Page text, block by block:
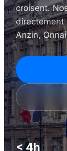
croisent.
directement
Anzin,
< 4h